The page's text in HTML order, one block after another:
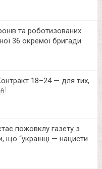
та роботизованих
36 окремої бригади
18–24 — для тих,
пожовклу газету з
що “українці — нацисти